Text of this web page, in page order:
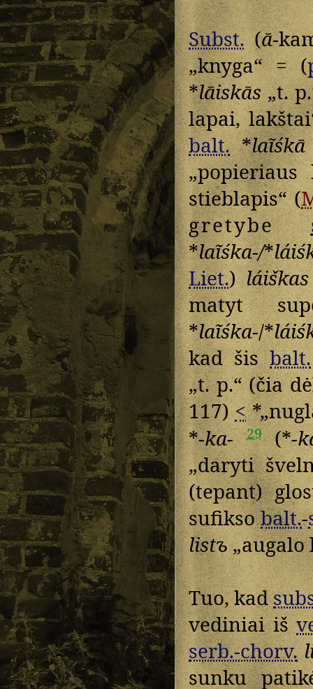
Subst.(ā-
„knyga“ = (
*lāiskās„t.
lapai,
balt.*laĩśkā
„popieriaus
stieblapis“ (
gretybe
*laĩśka-/*
Liet.)láiškas
matyt
*laĩśka-/*
kad šisbalt.
„t. p.“ (čia
117)<
*-ka- 29(*-
„daryti
(tepant)
sufiksobalt.-
listъ„augalo
Tuo, kad
vediniai iš
serb.-chorv.
sunku